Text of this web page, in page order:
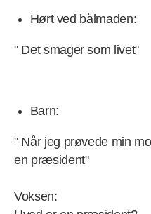
Hørt ved bålmaden:
" Det smager som livet"
Barn:
" Når jeg prøvede min
en præsident"
Voksen: